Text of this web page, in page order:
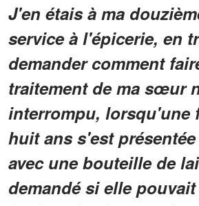
J'en étais à ma
service à l'épicerie, en
demander comment
traitement de ma sœur
interrompu, lorsqu'une
huit ans s'est
avec une bouteille de
demandé si elle